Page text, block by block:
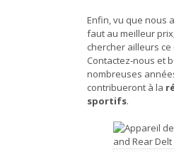
Enfin, vu que nous
faut au meilleur
chercher ailleurs
Contactez-nous et
nombreuses
contribueront à la
sportifs.